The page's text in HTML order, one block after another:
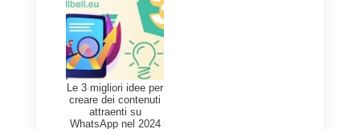
– Offre un enorme gamma di
risorse in termini di supporto
come, ad esempio, tutorial e